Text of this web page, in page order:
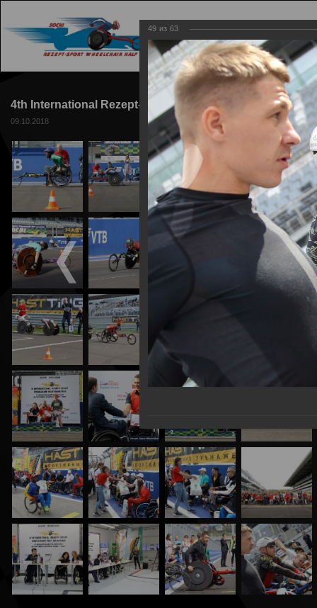
4th International Rezept-Sport Wheelchair Half marathon
09.10.2018
49 из 63